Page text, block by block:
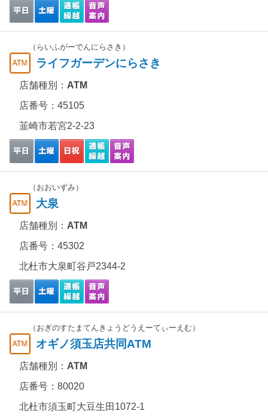
（らいふがーでんにらさき）
ライフガーデンにらさき
店舗種別： ATM
店番号：45105
韮崎市若宮2-2-23
（おおいずみ）
大泉
店舗種別： ATM
店番号：45302
北杜市大泉町谷戸2344-2
（おぎのすたまてんきょうどうえーてぃーえむ）
オギノ須玉店共同ATM
店舗種別： ATM
店番号：80020
北杜市須玉町大豆生田1072-1